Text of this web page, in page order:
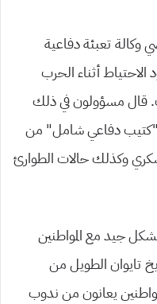
وكالة تعبئة دفاعية
أثناء الحرب
قال مسؤولون في ذلك
“كتيب دفاعي شامل” من
وكذلك حالات الطوارئ
جيد مع المواطنين
تايوان الطويل من
يعانون من ندوب